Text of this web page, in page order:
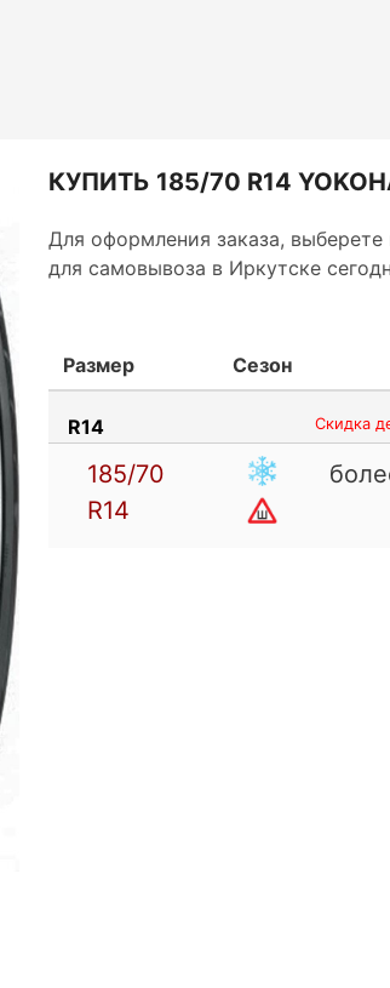
КУПИТЬ 185/70 R14
Для оформления заказа,
для самовывоза в Иркутске
Размер Сезон
R14 Скидка
185/70
R14